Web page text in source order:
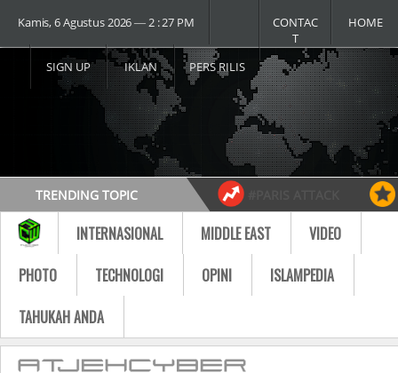
Kamis, 6 Agustus 2026 ― 2 : 27 PM HOME
CONTAC
T
PERS RILIS
IKLAN
SIGN UP
TRENDING TOPIC
#USA vs RUSSIA #MOST VIDEO
Follow
INTERNASIONAL MIDDLE EAST
VIDEO
PHOTO
TECHNOLOGI OPINI
ISLAMPEDIA
TAHUKAH ANDA